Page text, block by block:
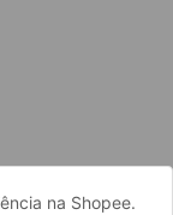
na Shopee.